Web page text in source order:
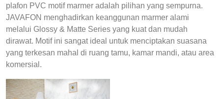
plafon PVC motif marmer adalah pilihan yang sempurna.
JAVAFON menghadirkan keanggunan marmer alami
melalui Glossy & Matte Series yang kuat dan mudah
dirawat. Motif ini sangat ideal untuk menciptakan suasana
yang terkesan mahal di ruang tamu, kamar mandi, atau area
komersial.